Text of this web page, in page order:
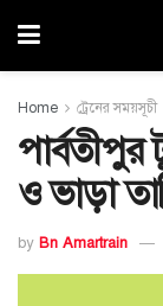
Home ট্রেনের সময়সূচী
পার্বতীপুর
ও ভাড়া
by Bn Amartrain